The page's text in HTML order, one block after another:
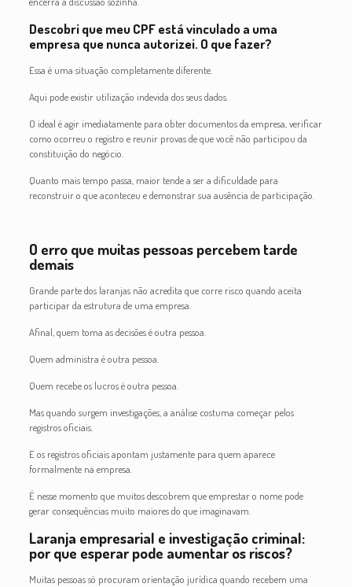
Descobri que meu CPF está vinculado a uma
empresa que nunca autorizei. O que fazer?
Essa é uma situação completamente diferente.
Aqui pode existir utilização indevida dos seus dados.
O ideal é agir imediatamente para obter documentos da empresa, verificar
como ocorreu o registro e reunir provas de que você não participou da
constituição do negócio.
Quanto mais tempo passa, maior tende a ser a dificuldade para
reconstruir o que aconteceu e demonstrar sua ausência de participação.
O erro que muitas pessoas percebem tarde
demais
Grande parte dos laranjas não acredita que corre risco quando aceita
participar da estrutura de uma empresa.
Afinal, quem toma as decisões é outra pessoa.
Quem administra é outra pessoa.
Quem recebe os lucros é outra pessoa.
Mas quando surgem investigações, a análise costuma começar pelos
registros oficiais.
E os registros oficiais apontam justamente para quem aparece
formalmente na empresa.
É nesse momento que muitos descobrem que emprestar o nome pode
gerar consequências muito maiores do que imaginavam.
Laranja empresarial e investigação criminal:
por que esperar pode aumentar os riscos?
Muitas pessoas só procuram orientação jurídica quando recebem uma